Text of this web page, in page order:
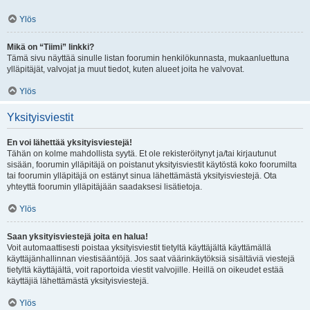
Ylös
Mikä on “Tiimi” linkki?
Tämä sivu näyttää sinulle listan foorumin henkilökunnasta, mukaanluettuna
ylläpitäjät, valvojat ja muut tiedot, kuten alueet joita he valvovat.
Ylös
Yksityisviestit
En voi lähettää yksityisviestejä!
Tähän on kolme mahdollista syytä. Et ole rekisteröitynyt ja/tai kirjautunut
sisään, foorumin ylläpitäjä on poistanut yksityisviestit käytöstä koko foorumilta
tai foorumin ylläpitäjä on estänyt sinua lähettämästä yksityisviestejä. Ota
yhteyttä foorumin ylläpitäjään saadaksesi lisätietoja.
Ylös
Saan yksityisviestejä joita en halua!
Voit automaattisesti poistaa yksityisviestit tietyltä käyttäjältä käyttämällä
käyttäjänhallinnan viestisääntöjä. Jos saat väärinkäytöksiä sisältäviä viestejä
tietyltä käyttäjältä, voit raportoida viestit valvojille. Heillä on oikeudet estää
käyttäjiä lähettämästä yksityisviestejä.
Ylös